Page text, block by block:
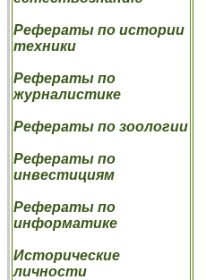
Рефераты по истории
техники
Рефераты по
журналистике
Рефераты по зоологии
Рефераты по
инвестициям
Рефераты по
информатике
Исторические
личности